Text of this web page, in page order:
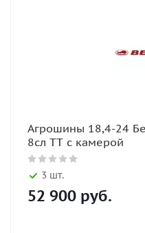
Агрошины 18,4-24
8сл TT с камерой
3 шт.
52 900 руб.